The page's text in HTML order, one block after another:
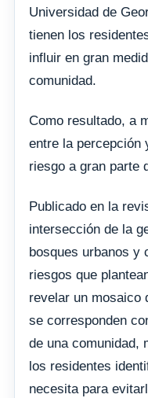
Universidad de
tienen los
influir en gran
comunidad.
Como resultado, a
entre la percepción
riesgo a gran parte
Publicado en la
intersección de la
bosques urbanos y
riesgos que
revelar un mosaico
se corresponden
de una comunidad,
los residentes
necesita para